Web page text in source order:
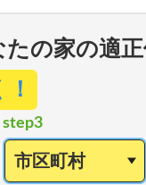
たの家の適
step3